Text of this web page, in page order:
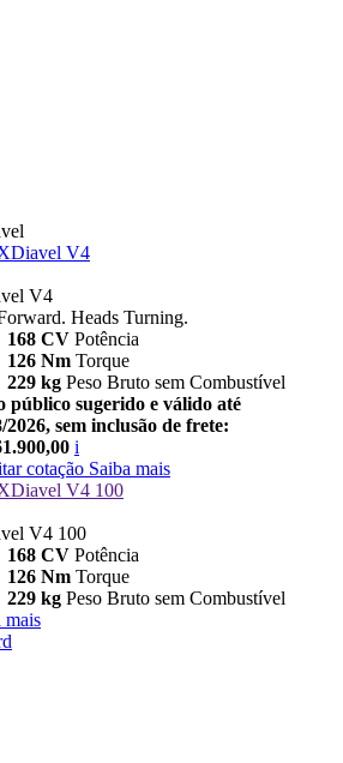
V4
V4
Heads Turning.
168 CV Potência
126 Nm Torque
229 kg Peso Bruto sem Combustível
público sugerido e válido até
2026, sem inclusão de frete:
i
cotação Saiba mais
V4 100
V4 100
168 CV Potência
126 Nm Torque
229 kg Peso Bruto sem Combustível
mais